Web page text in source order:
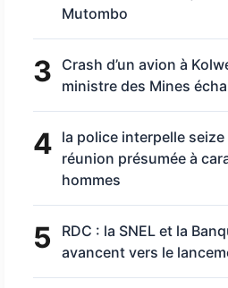
Mutombo
3
Crash d’un avion à
ministre des Mines
4 la police interpelle
réunion présumée à
hommes
5
RDC : la SNEL et la
avancent vers le